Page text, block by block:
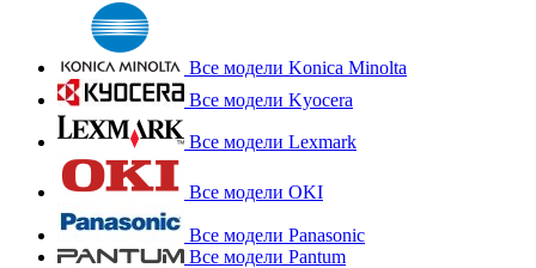
Все модели Konica Minolta
Все модели Kyocera
Все модели Lexmark
Все модели OKI
Все модели Panasonic
Все модели Pantum